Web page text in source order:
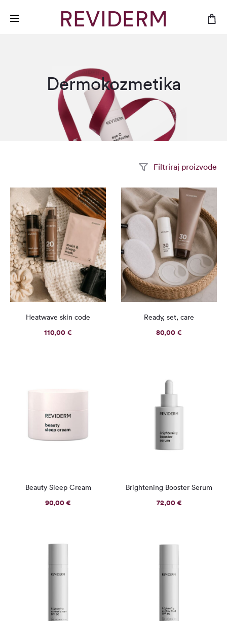
Dermokozmetika
Filtriraj proizvode
Heatwave skin code
110,00€
Ready, set, care
80,00€
Beauty Sleep Cream
90,00€
Brightening Booster Serum
72,00€